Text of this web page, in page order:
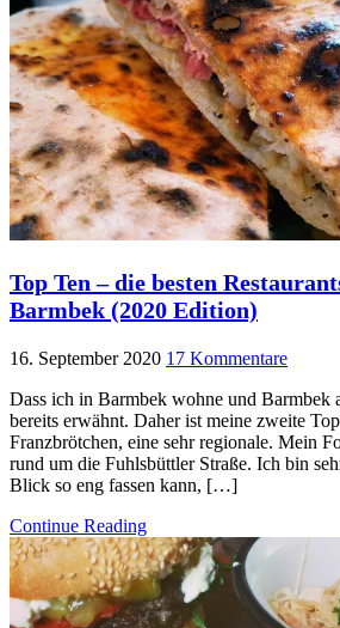
Top Ten – die besten
Barmbek (2020 Edition)
16. September 2020 17 Kommentare
Dass ich in Barmbek wohne und Barmbek
bereits erwähnt. Daher ist meine zweite
Franzbrötchen, eine sehr regionale. Mein
rund um die Fuhlsbüttler Straße. Ich bin
Blick so eng fassen kann, […]
Continue Reading